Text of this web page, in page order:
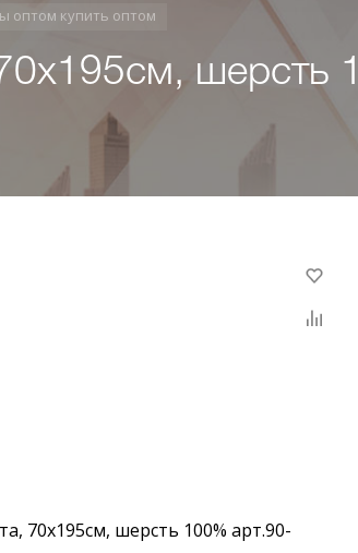
оптом купить оптом
шерсть
70х195см, шерсть 100% арт.90-